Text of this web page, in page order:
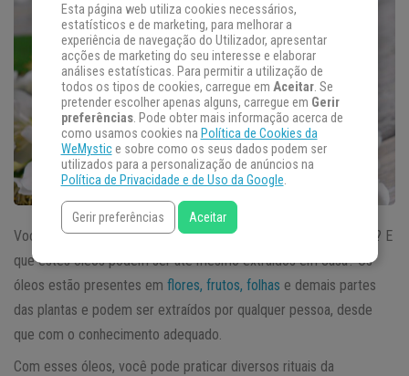
Você sabia que naaromaterapiasão utilizados
? E
que estes óleos podem ser até mesmo extraídos em casa? Os
óleos estão presentes em flores, frutos, folhas e demais partes
das plantas e podem ser extraídos por qualquer pessoa, desde
que com o conhecimento adequado.
Com esses óleos, você pode praticar diversos rituais da
Esta página web utiliza cookies necessários,
estatísticos e de marketing, para melhorar a
experiência de navegação do Utilizador, apresentar
acções de marketing do seu interesse e elaborar
análises estatísticas. Para permitir a utilização de
todos os tipos de cookies, carregue em Aceitar. Se
pretender escolher apenas alguns, carregue em Gerir
preferências. Pode obter mais informação acerca de
como usamos cookies na Política de Cookies da
WeMystice sobre como os seus dados podem ser
utilizados para a personalização de anúncios na
Política de Privacidade e de Uso da Google.
Gerir preferências Aceitar